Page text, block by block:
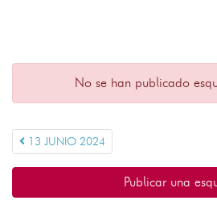
No se han publicado
13 JUNIO 2024
Publicar una